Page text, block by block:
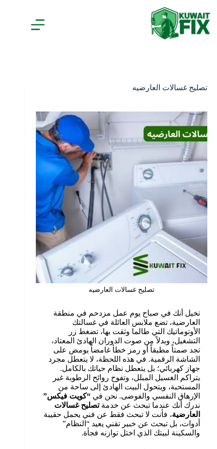
إلى
المحتوى
تصليح غسالات العارضيه
تصليح غسالات العارضيه
تخيل أنك في صباح يوم عمل مزدحم في منطقة
العارضية، تضع ملابس العائلة في غسالتك
الأوتوماتيك التي طالما وثقت بها، تضغط زر
التشغيل، وبدلاً من صوت الدوران الهادئ المعتاد،
تجد صمتاً مطبقاً أو رمز خطأ غامضاً يومض على
الشاشة الرقمية. في هذه اللحظة، لا يتعطل مجرد
جهاز كهربائي؛ بل يتعطل نظام حياتك بالكامل.
يتراكم الغسيل المبلل، وتفوح روائح الرطوبة غير
المستحبة، ويتحول البيت الهادئ إلى ساحة من
الإرهاق النفسي والفوضى. نحن في “كويت فيكس”
ندرك أنك عندما تبحث عن خدمةتصليح غسالات
العارضية، فأنت لا تبحث فقط عن فني يحمل حقيبة
أدوات، بل تبحث عن خبير تقني يعيد “النظام”
والسكينة لبيتك الذي اختل توازنه فجأة.